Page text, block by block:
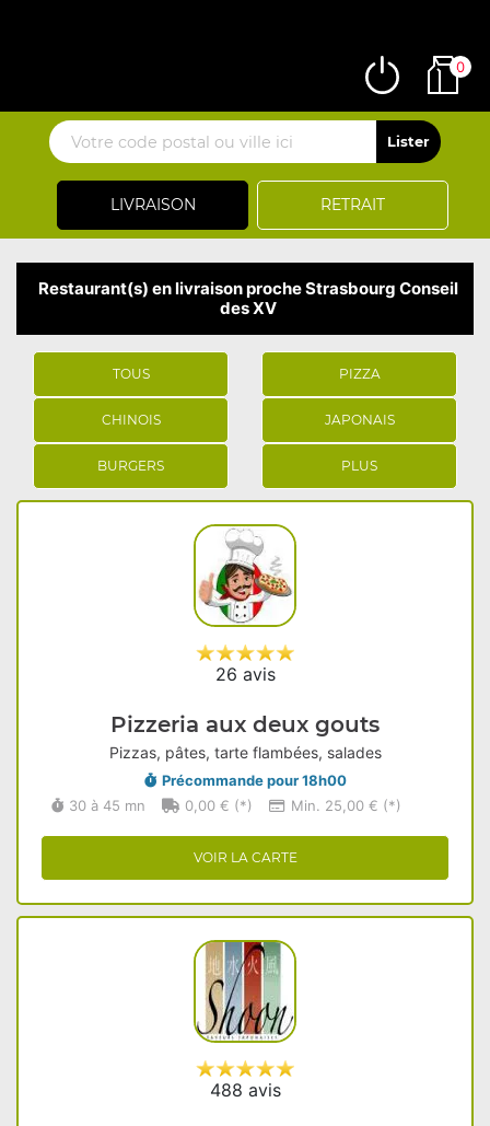
LIVRAISON RETRAIT
0
Restaurant(s) en livraison proche Strasbourg Conseil
des XV
TOUS PIZZA
CHINOIS JAPONAIS
BURGERS PLUS
26 avis
Pizzeria aux deux gouts
Pizzas, pâtes, tarte flambées, salades
Précommande pour 18h00
30 à 45 mn
0,00 € (*) Min. 25,00 € (*)
VOIR LA CARTE
488 avis